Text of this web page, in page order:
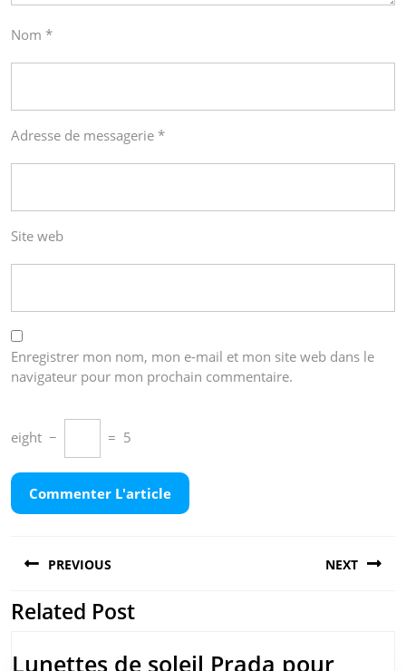
Nom *
Adresse de messagerie *
Site web
Enregistrer mon nom, mon e-mail et mon site web dans le
navigateur pour mon prochain commentaire.
eight − = 5
de
l’article
PREVIOUS
Previous
NEXT
Related Post
Lunettes de soleil Prada pour